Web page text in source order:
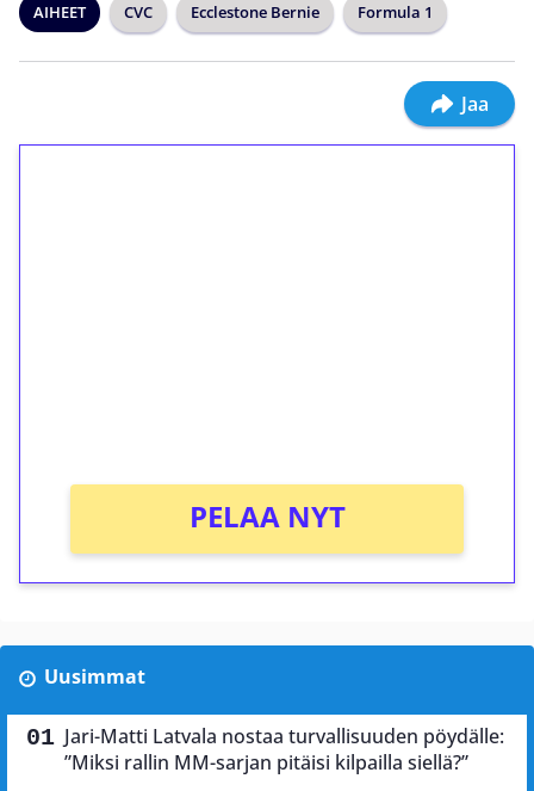
AIHEET CVC Ecclestone Bernie Formula 1
Jaa
PELAA NYT
Uusimmat
Jari-Matti Latvala nostaa turvallisuuden pöydälle:
”Miksi rallin MM-sarjan pitäisi kilpailla siellä?”